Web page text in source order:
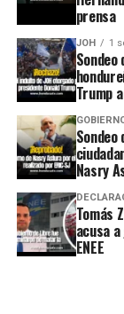
prensa
JOH 1
Sondeo
Trump
Nasry
Tomás
acusa
ENEE